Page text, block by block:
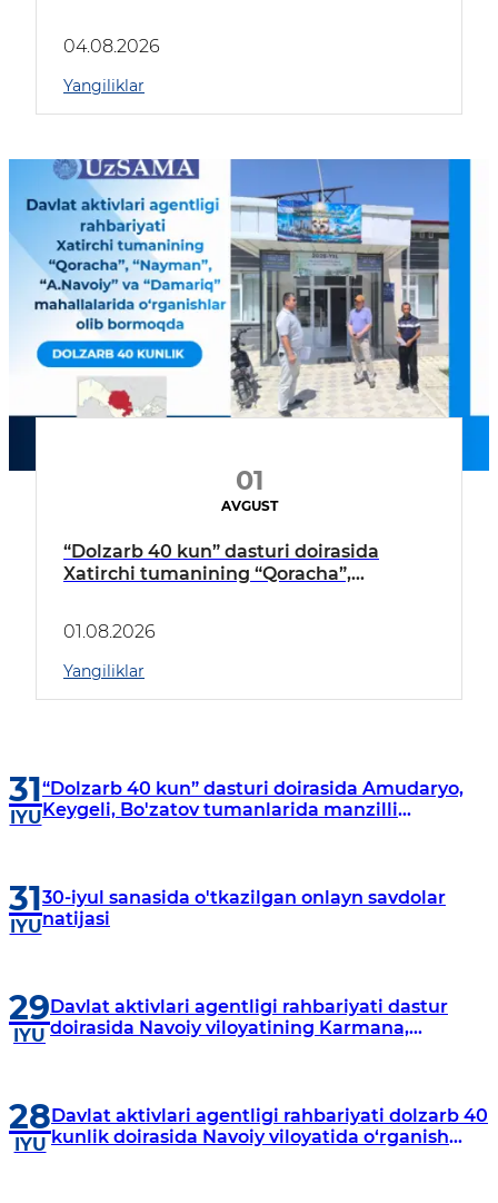
04.08.2026
Yangiliklar
01
AVGUST
“Dolzarb 40 kun” dasturi doirasida
Xatirchi tumanining “Qoracha”,
borildi
01.08.2026
Yangiliklar
31
IYU
“Dolzarb 40 kun” dasturi doirasida Amudaryo,
Keygeli, Bo'zatov tumanlarida manzilli
31
IYU
30-iyul sanasida o'tkazilgan onlayn savdolar
natijasi
29
IYU
Davlat aktivlari agentligi rahbariyati dastur
doirasida Navoiy viloyatining Karmana,
28
IYU
Davlat aktivlari agentligi rahbariyati dolzarb 40
kunlik doirasida Navoiy viloyatida o‘rganish